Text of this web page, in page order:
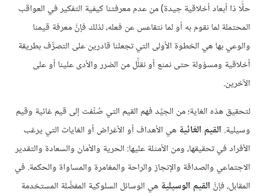
حلًّا ذا أبعاد أخلاقية جيدة) من عدم معرفتنا كيفية التفكير في العواقب
المحتملة لما نقوم به أو لما نتقاعس عن فعله، لذلك فإنَّ معرفة قيمنا
والوعي بها هي الخطوة الأولى التي تجعلنا قادرين على التصرُّف بطريقة
أخلاقية ومسؤولة حتى نمنع أو نقلِّل من الضرر والأدى علينا أو على
الآخرين.
لتحقيق هذه الغاية؛ من الجيِّد فهم القيم التي صُنِّفت إلى قيم غائية وقيم
وسيلية. القيم الغائية هي الأهداف أو الأغراض أو الغايات التي يرغب
الأفراد في تحقيقها، ومن الأمثلة عليها: الحرية والأمان والسعادة والتقدير
الاجتماعي والصداقة والإنجاز والراحة والمغامرة والمساواة والحكمة. في
المقابل، فإنَّ القيم الوسيلية هي الوسائل السلوكية المفضَّلة المستخدمة